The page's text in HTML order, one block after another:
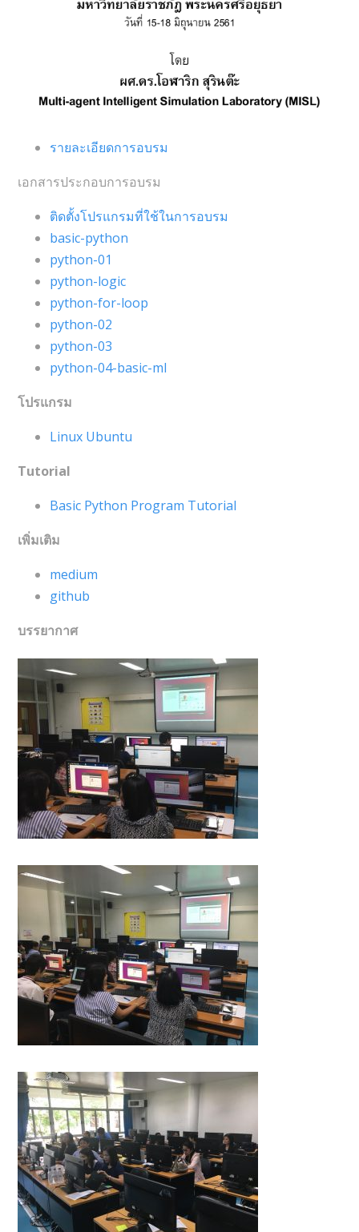
รายละเอียดการอบรม
เอกสารประกอบการอบรม
ติดตั้งโปรแกรมที่ใช้ในการอบรม
basic-python
python-01
python-logic
python-for-loop
python-02
python-03
python-04-basic-ml
โปรแกรม
Linux Ubuntu
Tutorial
Basic Python Program Tutorial
เพิ่มเติม
medium
github
บรรยากาศ